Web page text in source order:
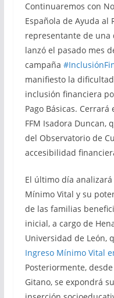
Continuaremos con
Española de Ayuda al
representante de una
lanzó el pasado mes
campaña
manifiesto la
inclusión financiera
Pago Básicas.
FFM Isadora Duncan,
del Observatorio de
accesibilidad
El último día
Mínimo Vital y su
de las familias
inicial, a cargo de
Universidad de León,
Ingreso Mínimo Vital
Posteriormente,
Gitano, se expondrá